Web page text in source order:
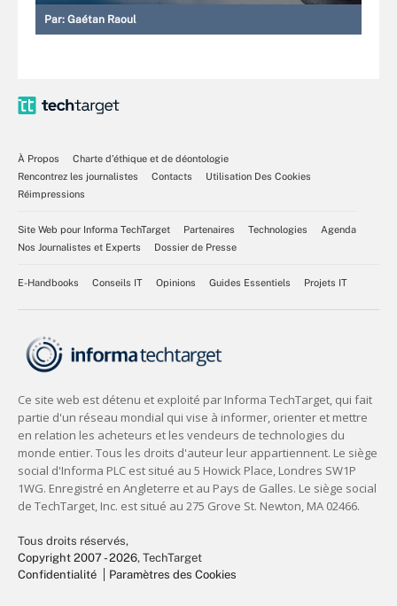
Par: Gaétan Raoul
À Propos
Charte d’éthique et de déontologie
Rencontrez les journalistes
Contacts
Utilisation Des Cookies
Réimpressions
Site Web pour Informa TechTarget Partenaires Technologies
Agenda
Nos Journalistes et Experts
Dossier de Presse
E-Handbooks Conseils IT Opinions Guides Essentiels Projets IT
Tous droits réservés,
Copyright 2007 - 2026, TechTarget
Confidentialité
Paramètres des Cookies